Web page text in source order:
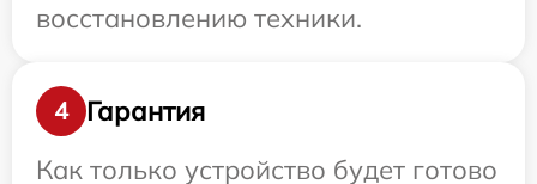
восстановлению техники.
4
Гарантия
Как только устройство будет готово